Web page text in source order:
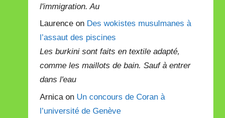
l'immigration. Au
Laurence on Des wokistes musulmanes à
l’assaut des piscines
Les burkini sont faits en textile adapté,
comme les maillots de bain. Sauf à entrer
dans l'eau
Arnica on Un concours de Coran à
l’université de Genève